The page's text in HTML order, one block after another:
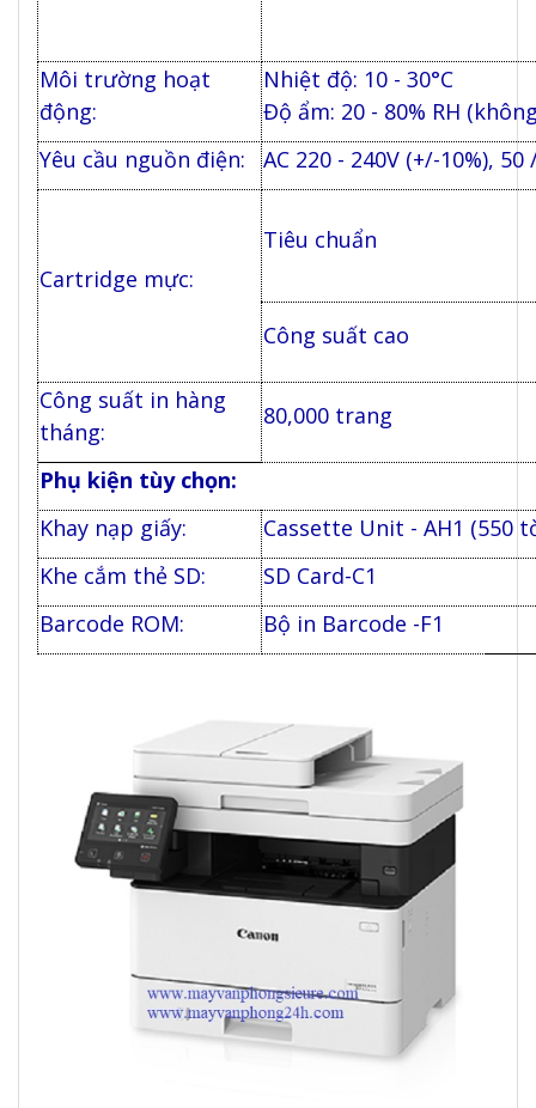
Môi trường hoạt
động:
Nhiệt độ: 10 - 30°C
Độ ẩm: 20 - 80% RH
Yêu cầu nguồn điện:
AC 220 - 240V (+/-10%),
Cartridge mực:
Tiêu chuẩn
Công suất cao
Công suất in hàng
tháng:
80,000 trang
Phụ kiện tùy chọn:
Khay nạp giấy:
Cassette Unit - AH1 (550
Khe cắm thẻ SD:
SD Card-C1
Barcode ROM:
Bộ in Barcode -F1